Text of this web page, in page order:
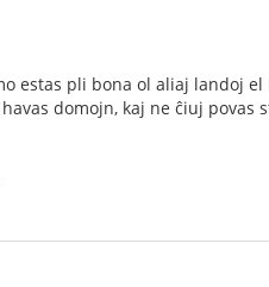
estas pli bona ol aliaj landoj
domojn, kaj ne ĉiuj povas